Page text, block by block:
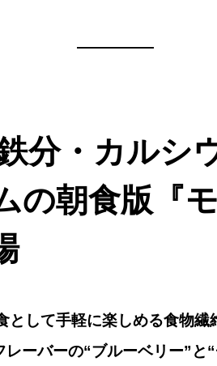
—————
分・カルシ
の朝食版『
して手軽に楽しめる食物繊
ーバーの“ブルーベリー”と